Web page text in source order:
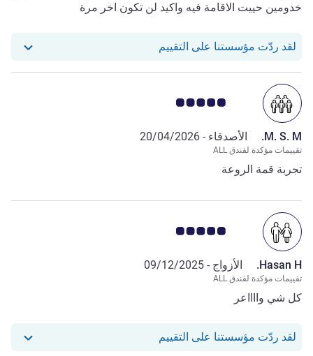
خدومين حييت الاقامة فيه واكيد لن تكون اخر مرة
لقد ردّت مؤسستنا على التقييم استجاب فندقنا للمراجعة من Sahar S.
ملاحظة أراء العملاء 5.0/5
M. S. M. الأصدقاء - 20/04/2026
تقييمات مؤكدة لفندق ALL
تجربة قمة الروعة
ملاحظة أراء العملاء 5.0/5
Hasan H. الأزواج - 09/12/2025
تقييمات مؤكدة لفندق ALL
كل شي وااااعر
لقد ردّت مؤسستنا على التقييم استجاب فندقنا للمراجعة من Hasan H.